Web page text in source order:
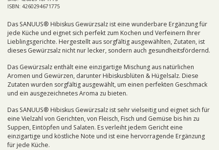
ISBN: 4260294671775
Das SANUUS® Hibiskus Gewürzsalz ist eine wunderbare Ergänzung für
jede Küche und eignet sich perfekt zum Kochen und Verfeinern Ihrer
Lieblingsgerichte. Hergestellt aus sorgfältig ausgewählten, Zutaten, ist
dieses Gewürzsalz nicht nur lecker, sondern auch gesundheitsfördernd.
Das Gewürzsalz enthält eine einzigartige Mischung aus natürlichen
Aromen und Gewürzen, darunter Hibiskusblüten & Hügelsalz. Diese
Zutaten wurden sorgfältig ausgewählt, um einen perfekten Geschmack
und ein ausgezeichnetes Aroma zu bieten.
Das SANUUS® Hibiskus Gewürzsalz ist sehr vielseitig und eignet sich für
eine Vielzahl von Gerichten, von Fleisch, Fisch und Gemüse bis hin zu
Suppen, Eintöpfen und Salaten. Es verleiht jedem Gericht eine
einzigartige und köstliche Note und ist eine hervorragende Ergänzung
für jede Küche.